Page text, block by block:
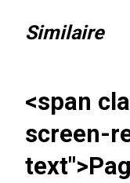
Similaire
<span
screen-